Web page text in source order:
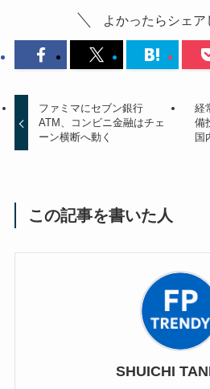
よかったらシェア
ファミマにセブン銀行
ATM、コンビニ金融はチェ
ーン横断へ動く
経
備
国
この記事を書いた人
SHUICHI